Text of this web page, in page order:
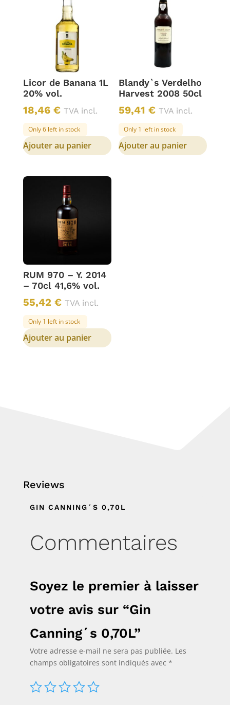
Licor de Banana 1L
20% vol.
18,46 € TVA incl.
Only 6 left in stock
Ajouter au panier
Blandy`s Verdelho
Harvest 2008 50cl
59,41€ TVA incl.
Only 1 left in stock
Ajouter au panier
RUM 970 – Y. 2014
– 70cl 41,6% vol.
55,42 € TVA incl.
Only 1 left in stock
Ajouter au panier
Reviews
GIN CANNING´S 0,70L
Commentaires
Soyez le premier à laisser
votre avis sur “Gin
Canning´s 0,70L”
Votre adresse e-mail ne sera pas publiée. Les
champs obligatoires sont indiqués avec*